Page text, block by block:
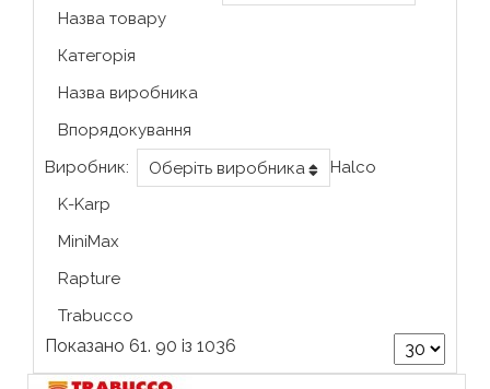
Назва товару
Категорія
Назва виробника
Впорядокування
Виробник:
Оберіть виробника
Halco
K-Karp
MiniMax
Rapture
Trabucco
Показано 61. 90 із 1036